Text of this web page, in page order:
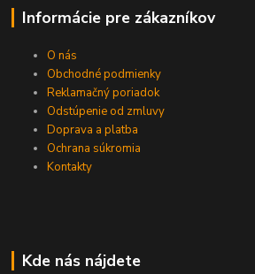
Informácie pre zákazníkov
O nás
Obchodné podmienky
Reklamačný poriadok
Odstúpenie od zmluvy
Doprava a platba
Ochrana súkromia
Kontakty
Kde nás nájdete